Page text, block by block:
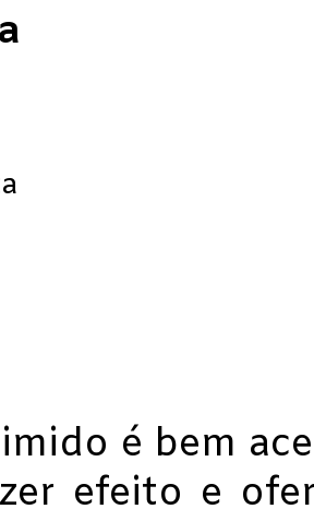
é bem
efeito e